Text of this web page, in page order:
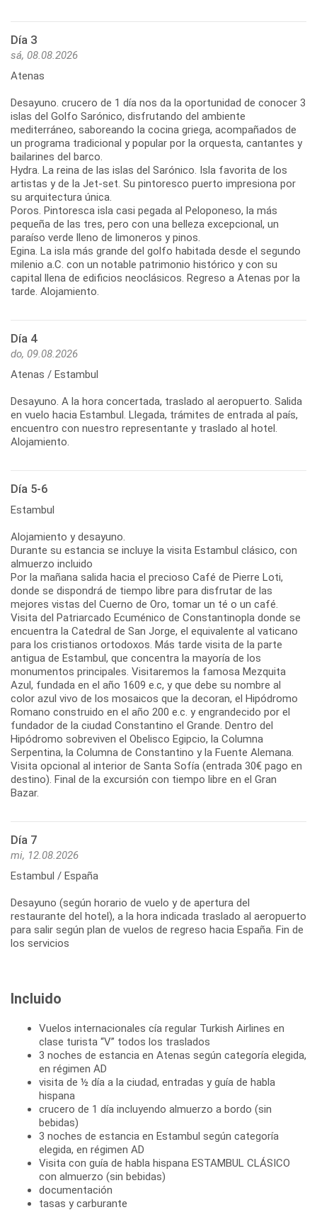
Día 3
sá, 08.08.2026
Atenas
Desayuno. crucero de 1 día nos da la oportunidad de conocer 3
islas del Golfo Sarónico, disfrutando del ambiente
mediterráneo, saboreando la cocina griega, acompañados de
un programa tradicional y popular por la orquesta, cantantes y
bailarines del barco.
Hydra. La reina de las islas del Sarónico. Isla favorita de los
artistas y de la Jet-set. Su pintoresco puerto impresiona por
su arquitectura única.
Poros. Pintoresca isla casi pegada al Peloponeso, la más
pequeña de las tres, pero con una belleza excepcional, un
paraíso verde lleno de limoneros y pinos.
Egina. La isla más grande del golfo habitada desde el segundo
milenio a.C. con un notable patrimonio histórico y con su
capital llena de edificios neoclásicos. Regreso a Atenas por la
tarde. Alojamiento.
Día 4
do, 09.08.2026
Atenas / Estambul
Desayuno. A la hora concertada, traslado al aeropuerto. Salida
en vuelo hacia Estambul. Llegada, trámites de entrada al país,
encuentro con nuestro representante y traslado al hotel.
Alojamiento.
Día 5-6
Estambul
Alojamiento y desayuno.
Durante su estancia se incluye la visita Estambul clásico, con
almuerzo incluido
Por la mañana salida hacia el precioso Café de Pierre Loti,
donde se dispondrá de tiempo libre para disfrutar de las
mejores vistas del Cuerno de Oro, tomar un té o un café.
Visita del Patriarcado Ecuménico de Constantinopla donde se
encuentra la Catedral de San Jorge, el equivalente al vaticano
para los cristianos ortodoxos. Más tarde visita de la parte
antigua de Estambul, que concentra la mayoría de los
monumentos principales. Visitaremos la famosa Mezquita
Azul, fundada en el año 1609 e.c, y que debe su nombre al
color azul vivo de los mosaicos que la decoran, el Hipódromo
Romano construido en el año 200 e.c. y engrandecido por el
fundador de la ciudad Constantino el Grande. Dentro del
Hipódromo sobreviven el Obelisco Egipcio, la Columna
Serpentina, la Columna de Constantino y la Fuente Alemana.
Visita opcional al interior de Santa Sofía (entrada 30€ pago en
destino). Final de la excursión con tiempo libre en el Gran
Bazar.
Día 7
mi, 12.08.2026
Estambul / España
Desayuno (según horario de vuelo y de apertura del
restaurante del hotel), a la hora indicada traslado al aeropuerto
para salir según plan de vuelos de regreso hacia España. Fin de
los servicios
Incluido
Vuelos internacionales cía regular Turkish Airlines en
clase turista “V” todos los traslados
3 noches de estancia en Atenas según categoría elegida,
en régimen AD
visita de ½ día a la ciudad, entradas y guía de habla
hispana
crucero de 1 día incluyendo almuerzo a bordo (sin
bebidas)
3 noches de estancia en Estambul según categoría
elegida, en régimen AD
Visita con guía de habla hispana ESTAMBUL CLÁSICO
con almuerzo (sin bebidas)
documentación
tasas y carburante